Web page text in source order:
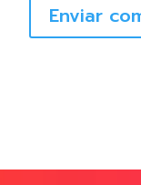
Enviar